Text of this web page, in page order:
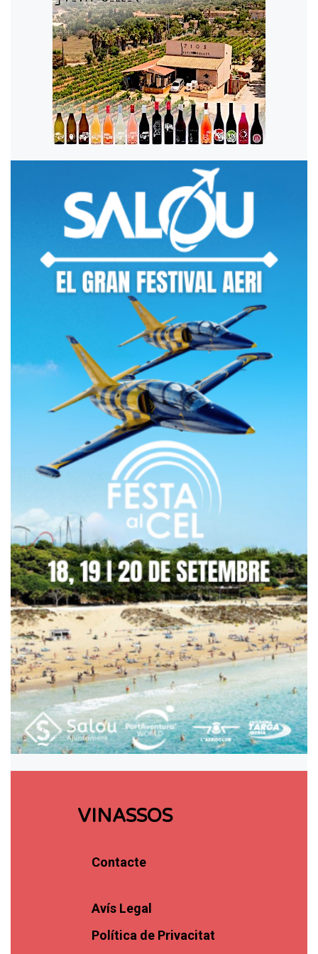
VINASSOS
Contacte
Avís Legal
Política de Privacitat